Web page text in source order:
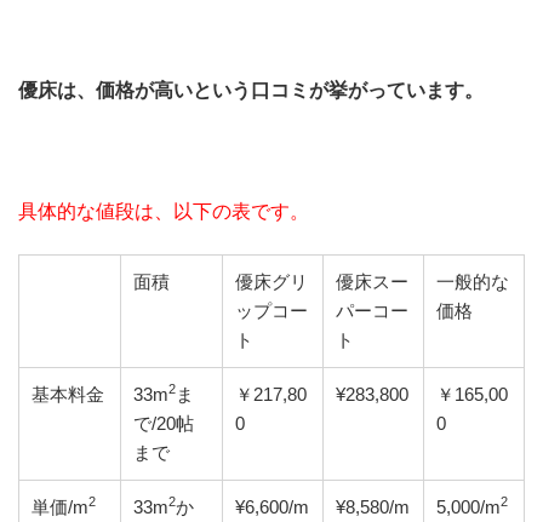
優床は、価格が高いという口コミが挙がっています。
具体的な値段は、以下の表です。
面積
優床グリ
ップコー
ト
優床スー
パーコー
ト
一般的な
価格
基本料金 33m2 ま
で/20帖
まで
￥217,80
0
¥283,800
￥165,00
0
単価/m2 33m2か
¥6,600/m ¥8,580/m 5,000/m2